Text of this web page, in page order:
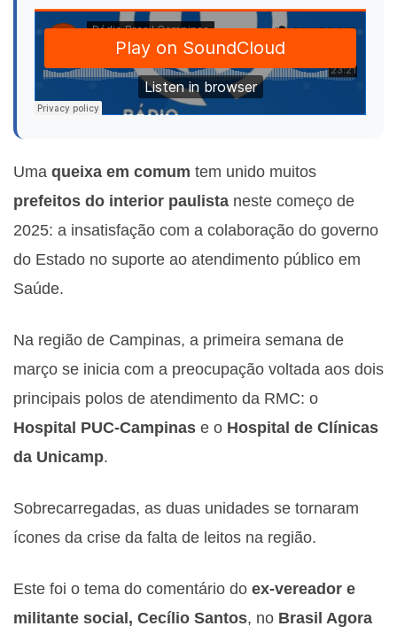
Uma queixa em comum tem unido muitos
prefeitos do interior paulista neste começo de
2025: a insatisfação com a colaboração do governo
do Estado no suporte ao atendimento público em
Saúde.
Na região de Campinas, a primeira semana de
março se inicia com a preocupação voltada aos dois
principais polos de atendimento da RMC: o
Hospital PUC-Campinas e o Hospital de Clínicas
da Unicamp.
Sobrecarregadas, as duas unidades se tornaram
ícones da crise da falta de leitos na região.
Este foi o tema do comentário do ex-vereador e
militante social, Cecílio Santos, no Brasil Agora